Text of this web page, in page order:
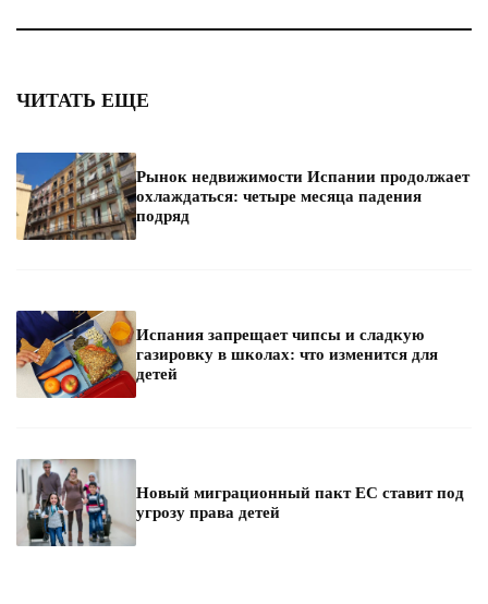
ЧИТАТЬ ЕЩЕ
Рынок недвижимости Испании продолжает
охлаждаться: четыре месяца падения
подряд
Испания запрещает чипсы и сладкую
газировку в школах: что изменится для
детей
Новый миграционный пакт ЕС ставит под
угрозу права детей